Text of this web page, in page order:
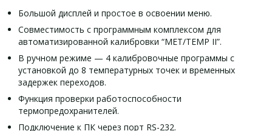
Большой дисплей и простое в освоении меню.
Совместимость с программным комплексом для
автоматизированной калибровки “MET/TEMP II”.
В ручном режиме — 4 калибровочные программы с
установкой до 8 температурных точек и временных
задержек переходов.
Функция проверки работоспособности
термопредохранителей.
Подключение к ПК через порт RS-232.